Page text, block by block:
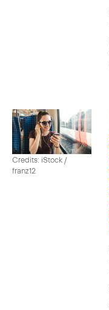
Credits: iStock /
franz12